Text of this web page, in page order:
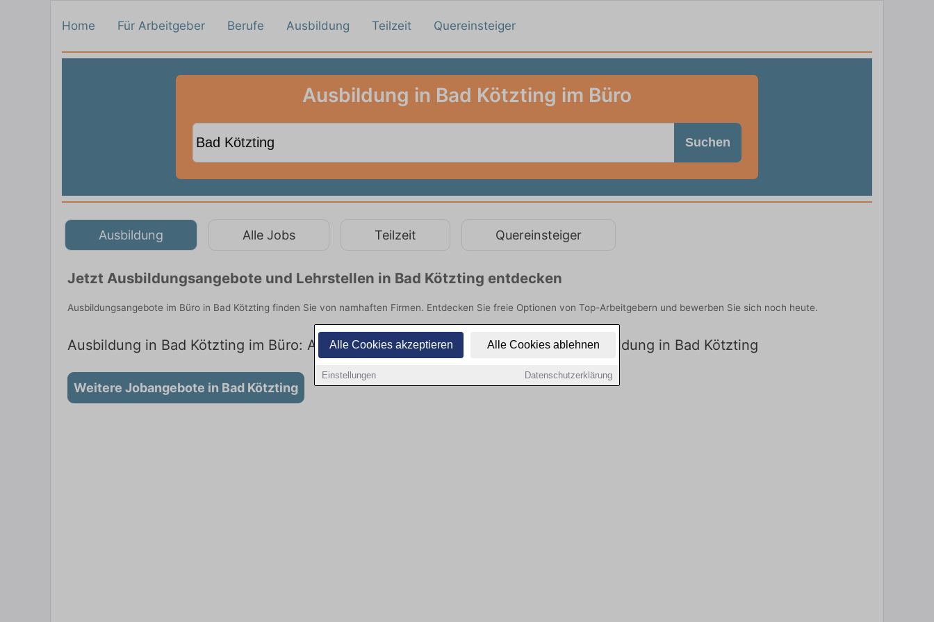
Alle Cookies akzeptieren Alle Cookies ablehnen
Einstellungen Datenschutzerklärung
Home Für Arbeitgeber Berufe Ausbildung Teilzeit Quereinsteiger
Ausbildung in Bad Kötzting im Büro
Suchen
Ausbildung Alle Jobs Teilzeit Quereinsteiger
Jetzt Ausbildungsangebote und Lehrstellen in Bad Kötzting entdecken
Ausbildungsangebote im Büro in Bad Kötzting finden Sie von namhaften Firmen. Entdecken Sie freie Optionen von Top-Arbeitgebern und bewerben Sie sich noch heute.
Ausbildung in Bad Kötzting im Büro: Aktuell gibt es keine Stellenangebote für Ausbildung in Bad Kötzting
Weitere Jobangebote in Bad Kötzting